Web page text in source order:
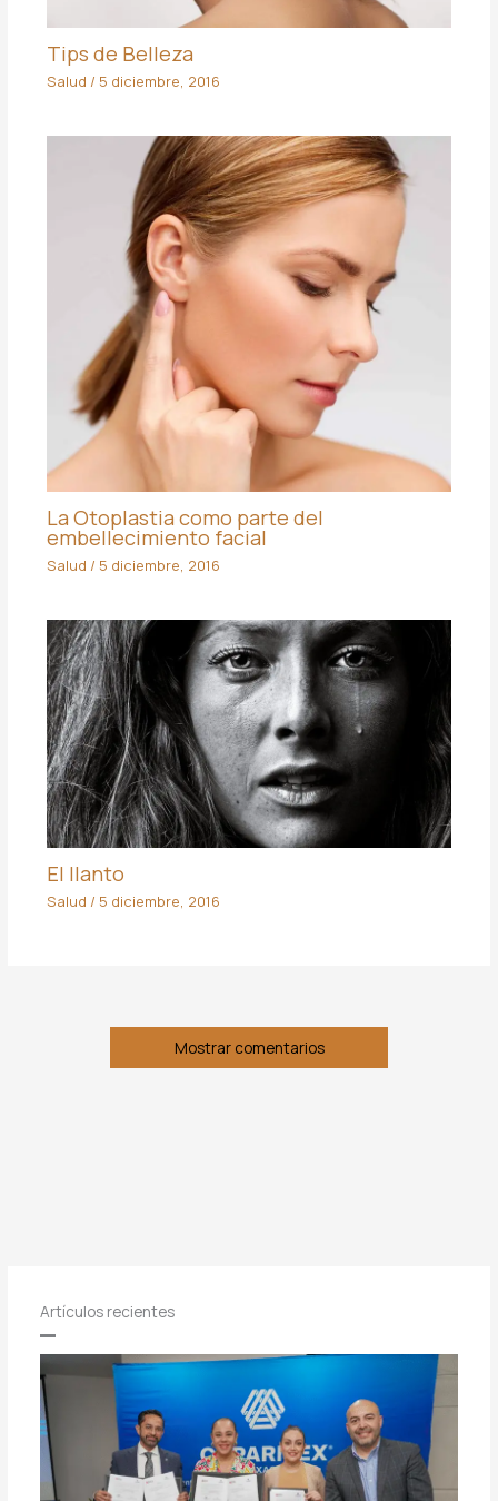
Tips de Belleza
Salud / 5 diciembre, 2016
La Otoplastia como parte del
embellecimiento facial
Salud / 5 diciembre, 2016
El llanto
Salud / 5 diciembre, 2016
Mostrar comentarios
Artículos recientes